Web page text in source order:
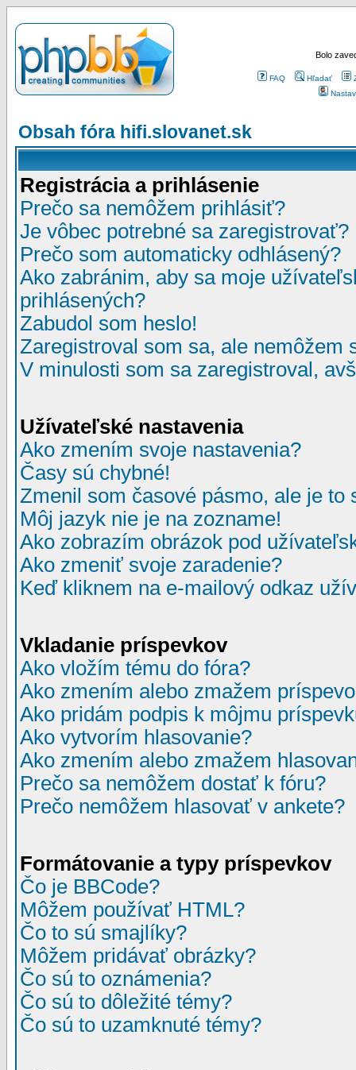
Bolo
FAQ Hľadať
Obsah fóra hifi.slovanet.sk
Registrácia a prihlásenie
Prečo sa nemôžem prihlásiť?
Je vôbec potrebné sa zaregistrovať?
Prečo som automaticky odhlásený?
Ako zabránim, aby sa moje
prihlásených?
Zabudol som heslo!
Zaregistroval som sa, ale nemôžem
V minulosti som sa zaregistroval,
Užívateľské nastavenia
Ako zmením svoje nastavenia?
Časy sú chybné!
Zmenil som časové pásmo, ale je to
Môj jazyk nie je na zozname!
Ako zobrazím obrázok pod
Ako zmeniť svoje zaradenie?
Keď kliknem na e-mailový odkaz
Vkladanie príspevkov
Ako vložím tému do fóra?
Ako zmením alebo zmažem
Ako pridám podpis k môjmu
Ako vytvorím hlasovanie?
Ako zmením alebo zmažem
Prečo sa nemôžem dostať k fóru?
Prečo nemôžem hlasovať v ankete?
Formátovanie a typy príspevkov
Čo je BBCode?
Môžem používať HTML?
Čo to sú smajlíky?
Môžem pridávať obrázky?
Čo sú to oznámenia?
Čo sú to dôležité témy?
Čo sú to uzamknuté témy?